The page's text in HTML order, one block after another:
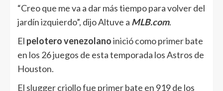
“Creo que me va a dar más tiempo para volver del
jardín izquierdo”, dijo Altuve a MLB.com.
El pelotero venezolanoinició como primer bate
en los 26 juegos de esta temporada los Astros de
Houston.
El slugger criollo fue primer bate en 919 de los